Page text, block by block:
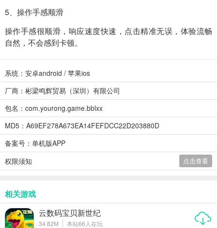
5、操作手感顺滑
操作手感很顺滑，响应速度快速，点击精准无误，体验流畅
自然，不会感到卡顿。
系统：安卓android / 苹果ios
厂商：彬梁鸣辉贸易（深圳）有限公司
包名：com.yourong.game.bblxx
MD5：A69EF278A673EA14FEFDCC22D203880D
备案号：单机版APP
权限须知
点击查看
相关游戏
云数码宝贝新世纪
34.82M 本站66 人在玩